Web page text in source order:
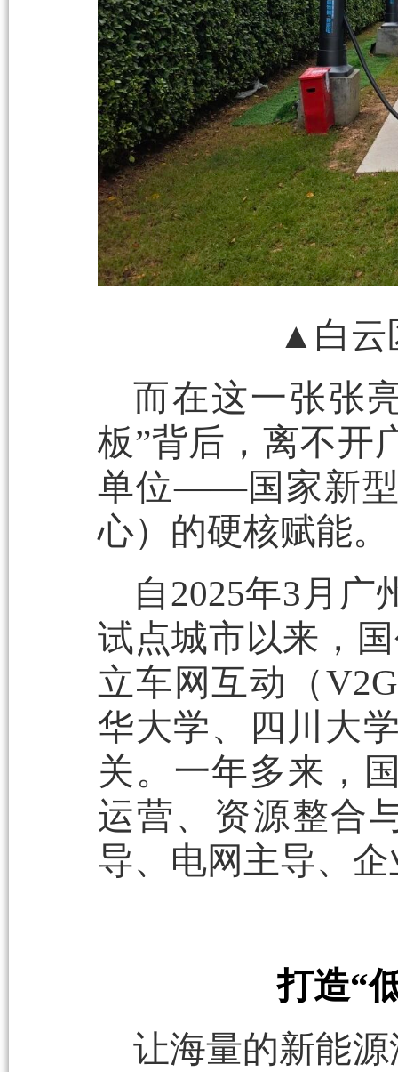
▲白云
而在这一张张
板”背后，离不开
单位——国家新型
心）的硬核赋能。
自2025年3月
试点城市以来，
立车网互动（
华大学、四川大
关。一年多来，
运营、资源整合
导、电网主导、
打造“
让海量的新能